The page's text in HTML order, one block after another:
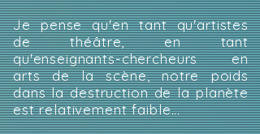
Je pense qu'en tant qu'artistes
de théâtre, en tant
qu'enseignants-chercheurs en
arts de la scène, notre poids
dans la destruction de la planète
est relativement faible...